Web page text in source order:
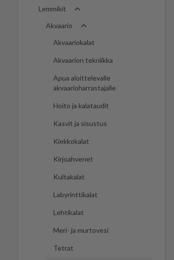
Lemmikit
Akvaario
Akvaariokalat
Akvaarion tekniikka
Apua aloittelevalle
akvaarioharrastajalle
Hoito ja kalataudit
Kasvit ja sisustus
Kiekkokalat
Kirjoahvenet
Kultakalat
Labyrinttikalat
Lehtikalat
Meri- ja murtovesi
Tetrat